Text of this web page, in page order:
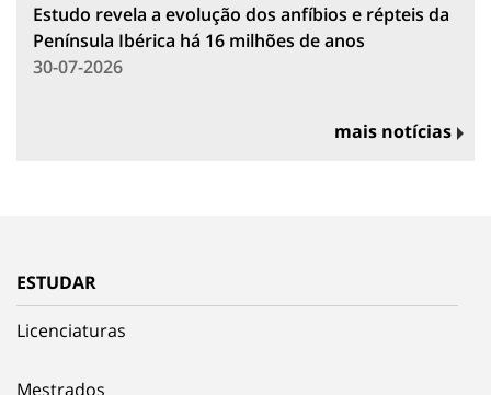
Estudo revela a evolução dos anfíbios e répteis da
Península Ibérica há 16 milhões de anos
30-07-2026
mais notícias
ESTUDAR
Licenciaturas
Mestrados